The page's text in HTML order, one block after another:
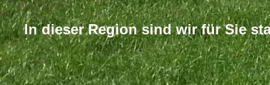
In dieser Region sind wir für Sie